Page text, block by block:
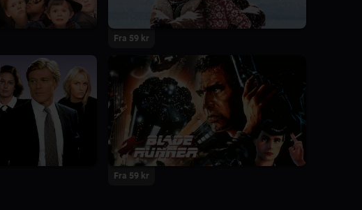
Fra 59 kr
Fra 59 kr